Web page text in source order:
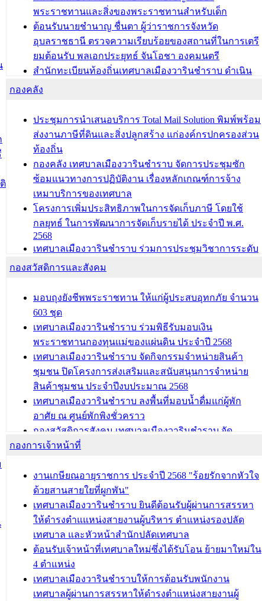
พระราชทานและสิ่งของพระราชทานสำหรับเด็ก
ต้อนรับนายชำนาญ ชื่นตา ผู้ว่าราชการจังหวัด
อุบลราชธานี ตรวจความเรียบร้อยของสถานที่ในการเตรี
ยมต้อนรับ พลเอกประยุทธ์ จันโอชา องคมนตรี
สำนักทะเบียนท้องถิ่นเทศบาลเมืองวารินชำราบ ดำเนิน
การมอบทะเบียนบ้าน ทร.14 และบัตรประจำตัวประชาชน
บ้าน (ท.ร.14) กรณีคนไม่มีสัญชาติไทยได้รับอนุญาตให้มี
ถิ่นที่อยู่
ประชุมคณะกรรมการประเมินผลการควบคุมภายในของ
สำนัก/กอง/โรงเรียน/ศูนย์พัฒนาเด็กเล็ก/สถานธนานุบาล
บทความ อื่นๆ ...
กองคลัง
ประชุมการนำเสนอบริการ Total Mail Solution พิมพ์พร้อม
ส่งงานภาษีที่ดินและสิ่งปลูกสร้าง แก่องค์กรปกครองส่วน
ท้องถิ่น
กองคลัง เทศบาลเมืองวารินชำราบ จัดการประชุมซัก
ซ้อมแนวทางการปฏิบัติงาน เรื่องหลักเกณฑ์การจ้าง
เหมาบริการของเทศบาล
โครงการเพิ่มประสิทธิภาพในการจัดเก็บภาษี โดยใช้
กลยุทธ์ ในการพัฒนาการจัดเก็บรายได้ ประจำปี พ.ศ.
2568
เทศบาลเมืองวารินชำราบ ร่วมการประชุมวิชาการระดับ
นานาชาติและนิทรรศการด้านนวัตกรรมท้องถิ่น 2568
ทะเบียนภาษีป้าย
ประชุมผู้เช่าอาคารพาณิชย์ บริเวณถนนเกษมสุขและ
ถนนประทุมเทพภักดี
บทความ อื่นๆ ...
กองสวัสดิการและสังคม
มอบถุงยังชีพพระราชทาน ให้แก่ผู้ประสบอุทกภัย จำนวน
603 ชุด
เทศบาลเมืองวารินชำราบ ร่วมพิธีรับมอบเงิน
พระราชทานกองทุนแม่ของแผ่นดิน ประจำปี 2568
เทศบาลเมืองวารินชำราบ จัดกิจกรรมจำหน่ายสินค้า
ชุมชน ปิดโครงการส่งเสริมและสนับสนุนการจำหน่าย
สินค้าชุมชน ประจำปีงบประมาณ 2568
เทศบาลเมืองวารินชำราบ ลงพื้นที่มอบน้ำดื่มแก่ผู้พัก
อาศัย ณ ศูนย์พักพิงชั่วคราว
กองสวัสดิการสังคม เทศบาลเมืองวารินชำราบ จัด
โครงการอบรมอาชีพระยะสั้น ประจำปี 2568 (หลักสูตร
บทความ อื่นๆ ...
กองการเจ้าหน้าที่
งานเกษียณอายุราชการ ประจำปี 2568 "ร้อยรักจากหัวใจ
ด้วยสานสายใยที่ผูกพัน"
เทศบาลเมืองวารินชำราบ ยินดีต้อนรับผู้ผ่านการสรรหา
ให้ดำรงตำแแหน่งสายงานผู้บริหาร ตำแหน่งรองปลัด
เทศบาล และหัวหน้าสำนักปลัดเทศบาล
ต้อนรับเจ้าหน้าที่เทศบาลใหม่ซึ่งได้รับโอน ย้ายมาใหม่ใน
4 ตำแหน่ง
เทศบาลเมืองวารินชำราบให้การต้อนรับพนักงาน
เทศบาลผู้ผ่านการสรรหาให้ดำรงตำแหน่งสายงานผู้